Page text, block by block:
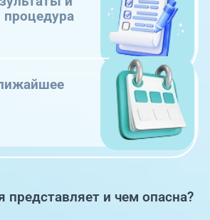
представляет и чем опасна?